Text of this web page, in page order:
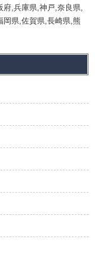
府,兵庫県,神戸,奈良県,
岡県,佐賀県,長崎県,熊